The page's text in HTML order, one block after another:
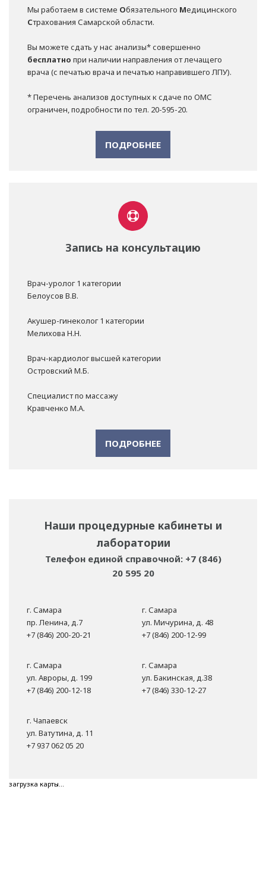
Мы работаем в системе Обязательного Медицинского
Страхования Самарской области.
Вы можете сдать у нас анализы* совершенно
бесплатно при наличии направления от лечащего
врача (с печатью врача и печатью направившего ЛПУ).
* Перечень анализов доступных к сдаче по ОМС
ограничен, подробности по тел. 20-595-20.
ПОДРОБНЕЕ
Запись на консультацию
Врач-уролог 1 категории
Белоусов В.В.
Акушер-гинеколог 1 категории
Мелихова Н.Н.
Врач-кардиолог высшей категории
Островский М.Б.
Специалист по массажу
Кравченко М.А.
ПОДРОБНЕЕ
Наши процедурные кабинеты и
лаборатории
Телефон единой справочной: +7 (846)
20 595 20
г. Самара
пр. Ленина, д.7
+7 (846) 200-20-21
г. Самара
ул. Мичурина, д. 48
+7 (846) 200-12-99
г. Самара
ул. Авроры, д. 199
+7 (846) 200-12-18
г. Самара
ул. Бакинская, д.38
+7 (846) 330-12-27
г. Чапаевск
ул. Ватутина, д. 11
+7 937 062 05 20
загрузка карты...